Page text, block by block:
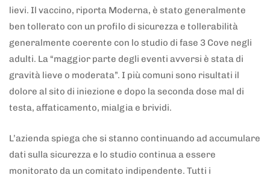
lievi. Il vaccino, riporta Moderna, è stato generalmente
ben tollerato con un profilo di sicurezza e tollerabilità
generalmente coerente con lo studio di fase 3 Cove negli
adulti. La “maggior parte degli eventi avversi è stata di
gravità lieve o moderata”. I più comuni sono risultati il
dolore al sito di iniezione e dopo la seconda dose mal di
testa, affaticamento, mialgia e brividi.
L’azienda spiega che si stanno continuando ad accumulare
dati sulla sicurezza e lo studio continua a essere
monitorato da un comitato indipendente. Tutti i